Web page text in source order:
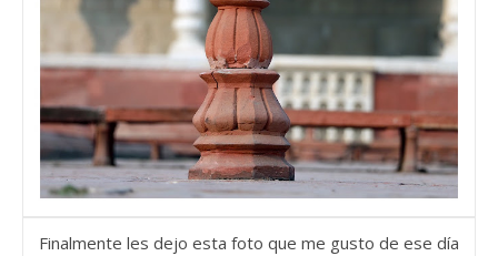
Finalmente les dejo esta foto que me gusto de ese día